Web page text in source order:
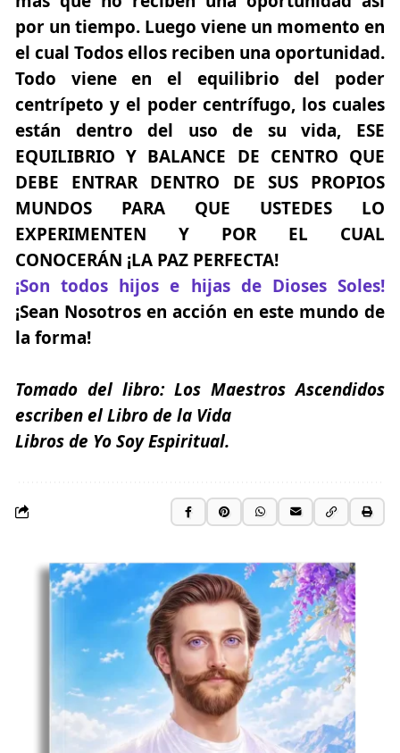
por un tiempo. Luego viene un momento en
el cual Todos ellos reciben una oportunidad.
Todo viene en el equilibrio del poder
centrípeto y el poder centrífugo, los cuales
están dentro del uso de su vida, ESE
EQUILIBRIO Y BALANCE DE CENTRO QUE
DEBE ENTRAR DENTRO DE SUS PROPIOS
MUNDOS PARA QUE USTEDES LO
EXPERIMENTEN Y POR EL CUAL
CONOCERÁN ¡LA PAZ PERFECTA!
¡Son todos hijos e hijas de Dioses Soles!
¡Sean Nosotros en acción en este mundo de
la forma!
Tomado del libro: Los Maestros Ascendidos
escriben el Libro de la Vida
Libros de Yo Soy Espiritual.